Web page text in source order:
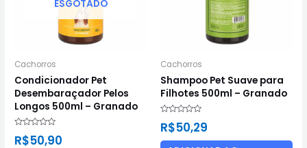
ESGOTADO
Cachorros
Condicionador Pet
Desembaraçador Pelos
Longos 500ml – Granado
0
R$50,90
Cachorros
Shampoo Pet Suave para
Filhotes 500ml – Granado
0
5
R$50,29